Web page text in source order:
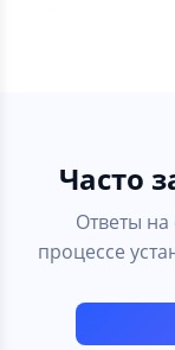
Часто
Ответы
процессе